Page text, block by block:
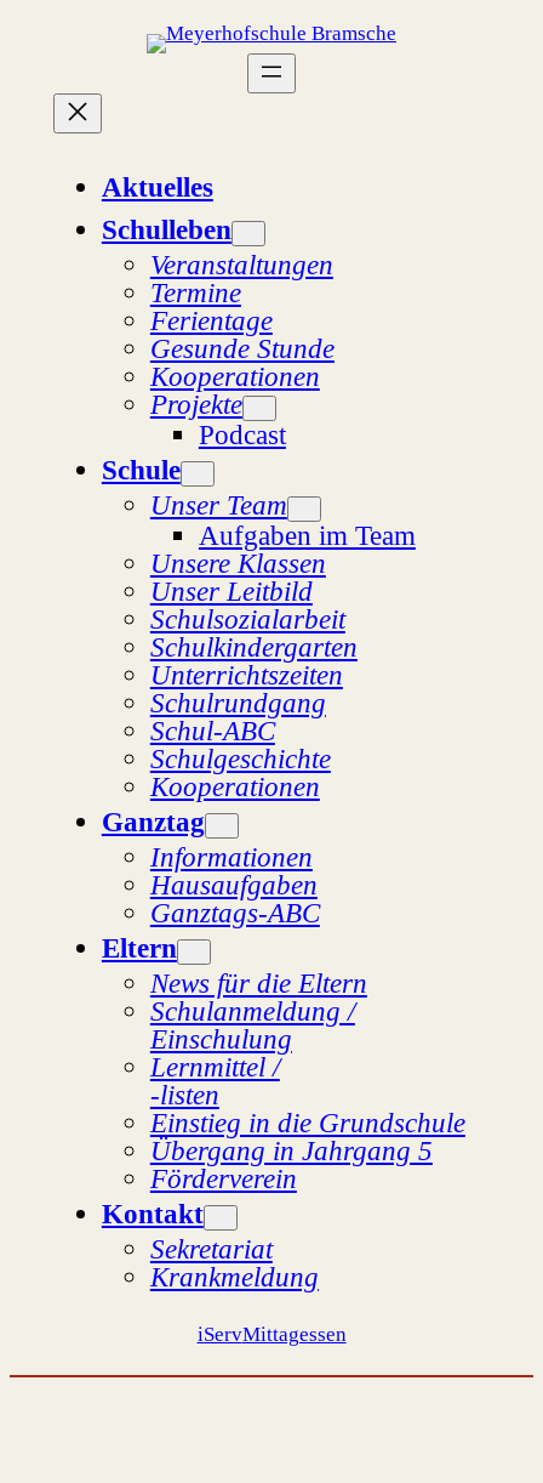
Aktuelles
Schulleben
Veranstaltungen
Termine
Ferientage
Gesunde Stunde
Kooperationen
Projekte
Podcast
Schule
Unser Team
Aufgaben im Team
Unsere Klassen
Unser Leitbild
Schulsozialarbeit
Schulkindergarten
Unterrichtszeiten
Schulrundgang
Schul-ABC
Schulgeschichte
Kooperationen
Ganztag
Informationen
Hausaufgaben
Ganztags-ABC
Eltern
News für die Eltern
Schulanmeldung /
Einschulung
Lernmittel /
-listen
Einstieg in die Grundschule
Übergang in Jahrgang 5
Förderverein
Kontakt
Sekretariat
Krankmeldung
iServMittagessen